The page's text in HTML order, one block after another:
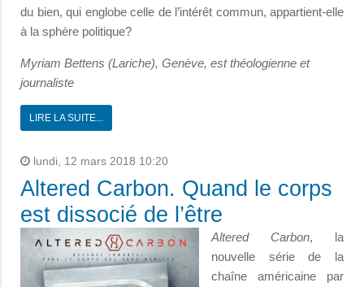
du bien, qui englobe celle de l’intérêt commun, appartient-elle
à la sphère politique?
Myriam Bettens (Lariche), Genève, est théologienne et
journaliste
LIRE LA SUITE...
lundi, 12 mars 2018 10:20
Altered Carbon. Quand le corps
est dissocié de l’être
Altered Carbon, la
nouvelle série de la
chaîne américaine par